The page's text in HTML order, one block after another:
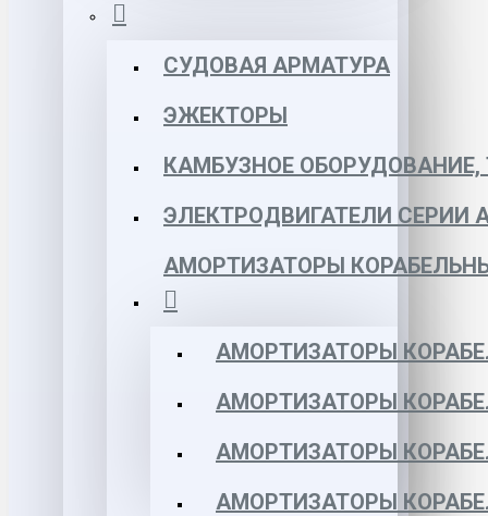
СУДОВАЯ АРМАТУРА
ЭЖЕКТОРЫ
КАМБУЗНОЕ
ЭЛЕКТРОДВИГАТЕЛИ СЕРИИ
АМОРТИЗАТОРЫ
АМОРТИЗАТОРЫ
АМОРТИЗАТОРЫ
АМОРТИЗАТОРЫ
АМОРТИЗАТОРЫ